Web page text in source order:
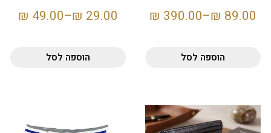
89.00
₪
–
390.00
₪
הוספה לסל
29.00
₪
–
49.00
₪
הוספה לסל